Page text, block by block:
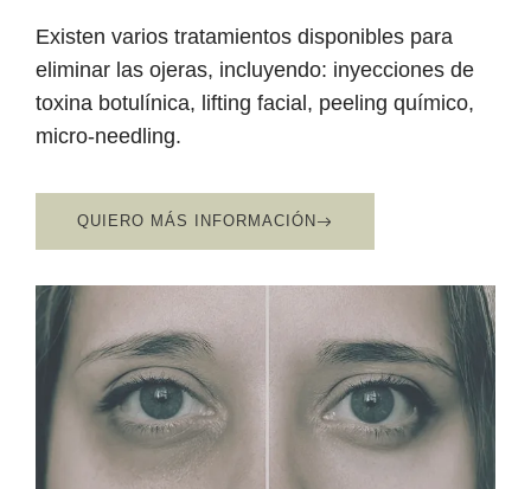
Existen varios tratamientos disponibles para
eliminar las ojeras, incluyendo: inyecciones de
toxina botulínica, lifting facial, peeling químico,
micro-needling.
QUIERO MÁS INFORMACIÓN